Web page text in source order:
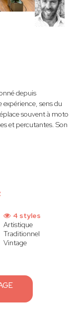
depuis
sens du
souvent à moto
et percutantes. Son
4 styles
Artistique
Traditionnel
Vintage